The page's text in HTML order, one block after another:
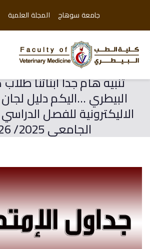
جامعة سوهاج المجلة العلمية
تنبيه هام جدا ابنائنا
البيطري …اليكم دليل لجان
الاليكترونية للفصل
الجامعى 2025/ 2026